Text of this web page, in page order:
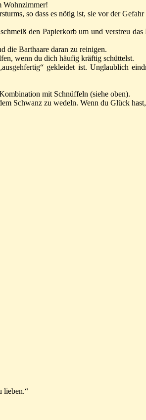
Wohnzimmer!
so dass es nötig ist, sie vor der
den Papierkorb um und verstreu das
die Barthaare daran zu reinigen.
wenn du dich häufig kräftig schüttelst.
gekleidet ist. Unglaublich
mit Schnüffeln (siehe oben).
Schwanz zu wedeln. Wenn du Glück
lieben.“